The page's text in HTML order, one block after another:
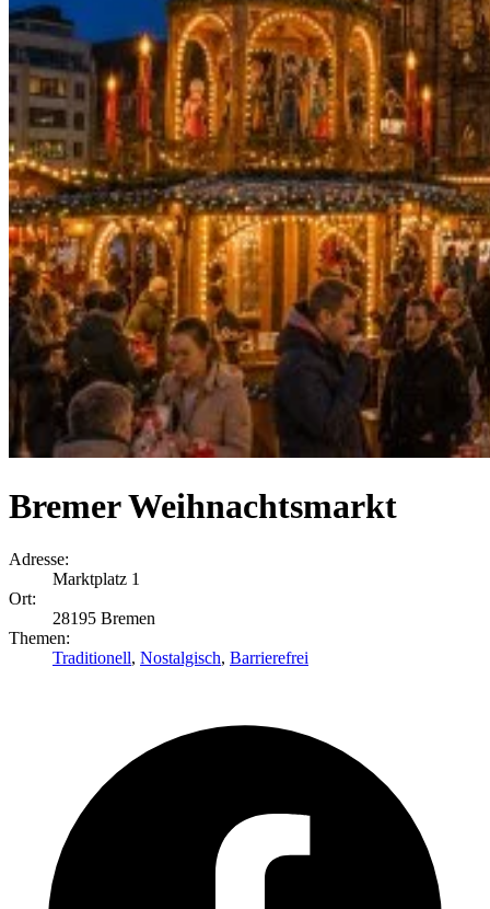
Bremer Weihnachtsmarkt
Adresse:
Marktplatz 1
Ort:
28195 Bremen
Themen:
Traditionell, Nostalgisch, Barrierefrei